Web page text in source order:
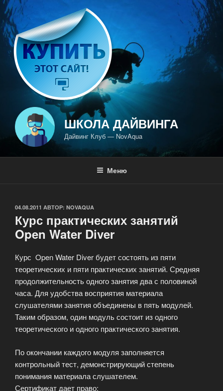
Перейти
к
содержимому
ШКОЛА ДАЙВИНГА
Дайвинг Клуб — NovAqua
Меню
ОПУБЛИКОВАНО
04.08.2011 АВТОР: NOVAQUA
Курс практических занятий
Open Water Diver
Курс Open Water Diver будет состоять из пяти
теоретических и пяти практических занятий. Средняя
продолжительность одного занятия два с половиной
часа. Для удобства восприятия материала
слушателями занятия объединены в пять модулей.
Таким образом, один модуль состоит из одного
теоретического и одного практического занятия.
По окончании каждого модуля заполняется
контрольный тест, демонстрирующий степень
понимания материала слушателем.
Сертификат дает право: